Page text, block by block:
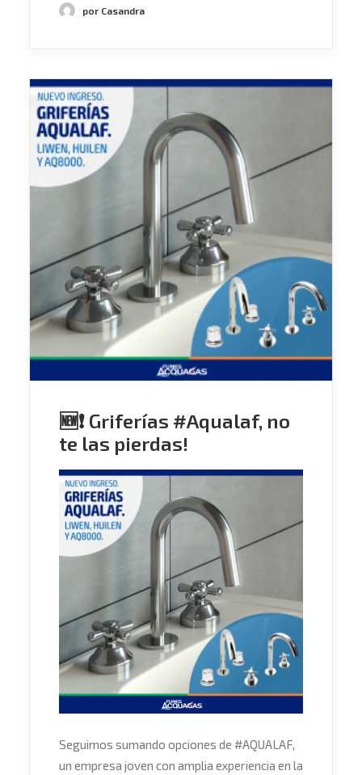
por Casandra
🆕❗ Griferías #Aqualaf, no
te las pierdas!
Seguimos sumando opciones de #AQUALAF,
un empresa joven con amplia experiencia en la